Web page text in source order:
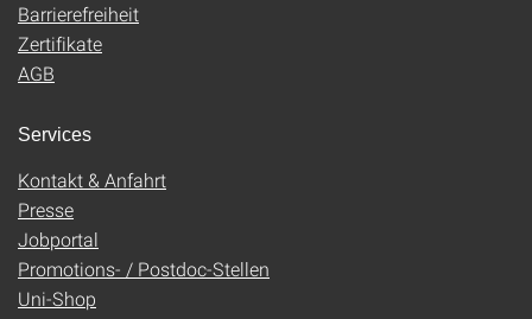
Barrierefreiheit
Zertifikate
AGB
Services
Kontakt & Anfahrt
Presse
Jobportal
Promotions- / Postdoc-Stellen
Uni-Shop